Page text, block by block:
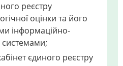
реєстру
оцінки та його
інформаційно-
системами;
єдиного реєстру